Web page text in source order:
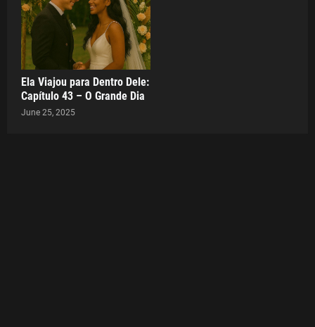
Ela Viajou para Dentro Dele:
Capítulo 43 – O Grande Dia
June 25, 2025